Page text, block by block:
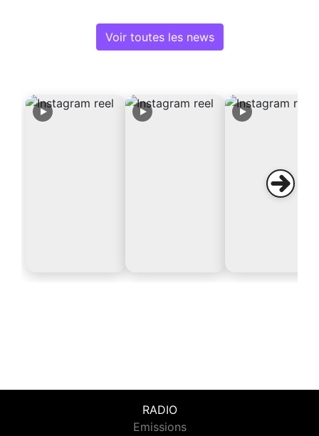
Voir toutes les news
RADIO
Emissions